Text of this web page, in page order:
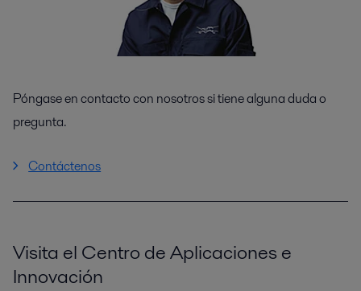
Póngase en contacto con nosotros si tiene alguna duda o
pregunta.
Contáctenos
Visita el Centro de Aplicaciones e
Innovación